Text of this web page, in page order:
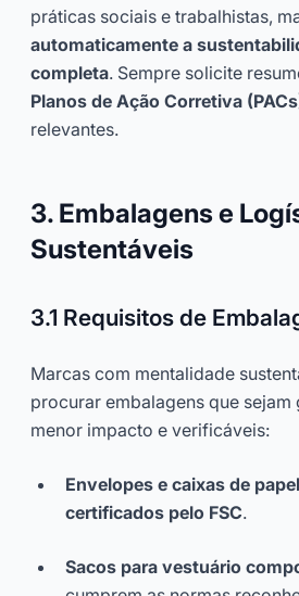
práticas sociais e trabalhistas,
automaticamente a
completa. Sempre solicite
Planos de Ação Corretiva
relevantes.
3. Embalagens e
Sustentáveis
3.1 Requisitos de
Marcas com mentalidade
procurar embalagens que sejam
menor impacto e verificáveis:
Envelopes e caixas de
certificados pelo FSC.
Sacos para vestuário